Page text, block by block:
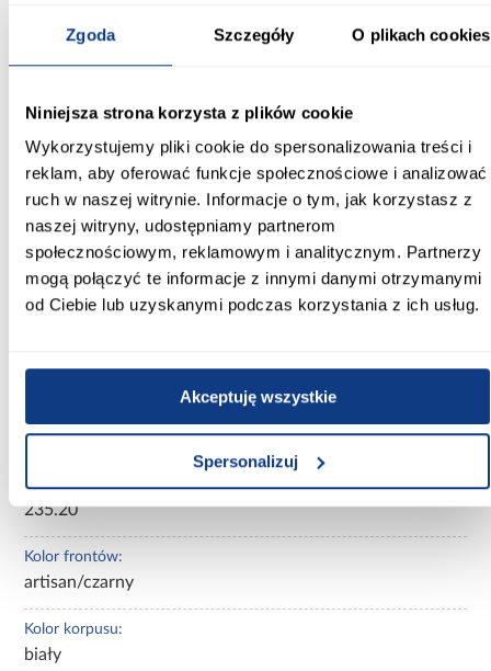
Zgoda Szczegóły O plikach cookies
Niniejsza strona korzysta z plików cookie
Wykorzystujemy pliki cookie do spersonalizowania treści i
reklam, aby oferować funkcje społecznościowe i analizować
ruch w naszej witrynie. Informacje o tym, jak korzystasz z
naszej witryny, udostępniamy partnerom
społecznościowym, reklamowym i analitycznym. Partnerzy
mogą połączyć te informacje z innymi danymi otrzymanymi
od Ciebie lub uzyskanymi podczas korzystania z ich usług.
Akceptuję wszystkie
Spersonalizuj
Informacje Transport Informacje o
Kształt:
proste
Rodzaj drzwi:
przesuwne
Oświetlenie:
Nie
150.00
45.00
Wysokość [cm]:
235.20
Kolor frontów:
artisan/czarny
Kolor korpusu:
biały